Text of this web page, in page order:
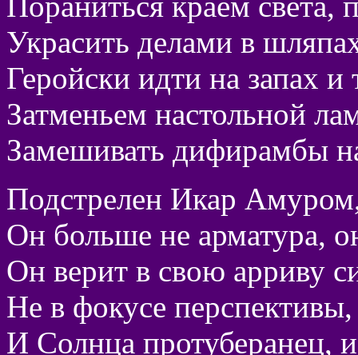
Украсить делами в
Геройски идти на запах и
Затменьем настольной
Замешивать дифирамбы
Подстрелен Икар
Он больше не арматура,
Он верит в свою арриву
Не в фокусе
И Солнца протуберанец,